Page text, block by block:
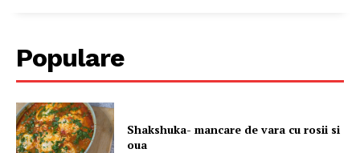
Populare
Shakshuka- mancare de vara cu rosii si
oua